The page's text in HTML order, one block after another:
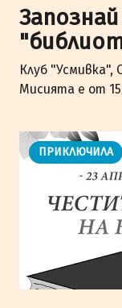
Клуб "Усмивка",
Мисията е от 15
ПРИКЛЮЧИЛА